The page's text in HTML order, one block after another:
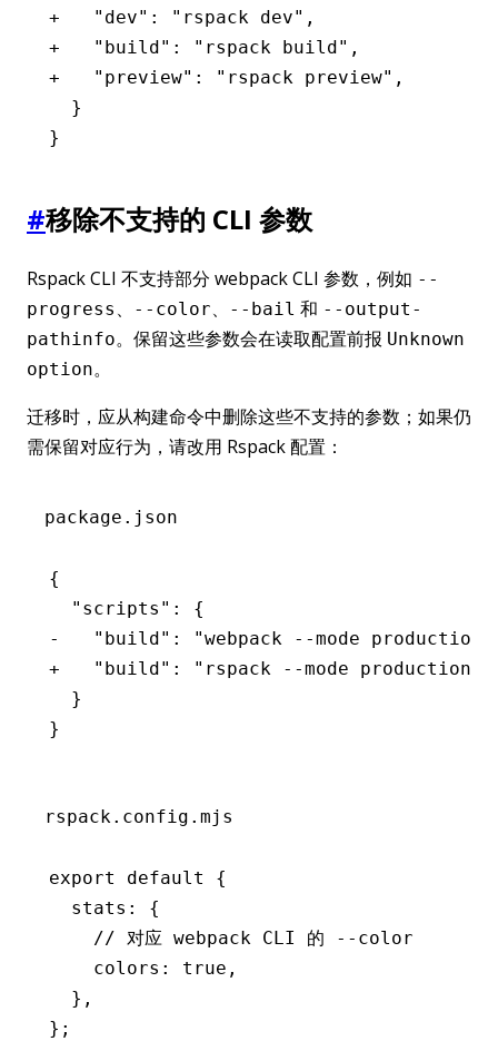
+   "dev": "rspack dev",
+   "build": "rspack build",
+   "preview": "rspack preview",
  }
}
#移除不支持的 CLI 参数
Rspack CLI 不支持部分 webpack CLI 参数，例如 --
progress 、 --color、 --bail 和 --output-
pathinfo。保留这些参数会在读取配置前报 Unknown
option。
迁移时，应从构建命令中删除这些不支持的参数；如果仍
需保留对应行为，请改用 Rspack 配置：
package.json
{
  "scripts": {
-   "build": "webpack --mode
+   "build": "rspack --mode production",
  }
}
rspack.config.mjs
export default
{
  stats
:
{
    // 对应 webpack CLI 的 --color
    colors
: true ,
  }
,
};